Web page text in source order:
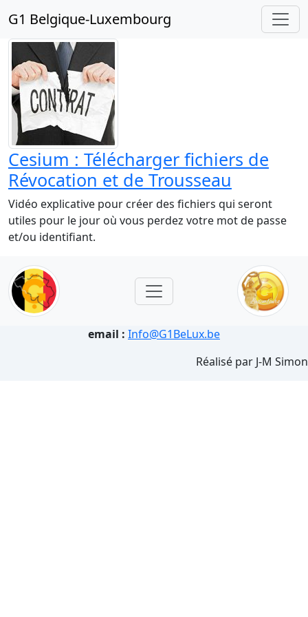
G1 Belgique-Luxembourg
Cesium : Télécharger fichiers de
Révocation et de Trousseau
Vidéo explicative pour créer des fichiers qui seront
utiles pour le jour où vous perdez votre mot de passe
et/ou identifiant.
email : Info@G1BeLux.be
Réalisé par J-M Simon